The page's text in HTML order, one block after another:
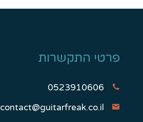
פרטי התקשרות
0523910606
contact@guitarfreak.co.il